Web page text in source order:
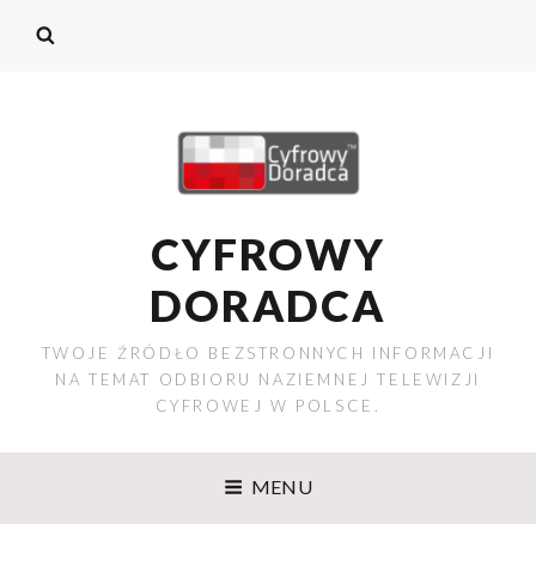
CYFROWY
DORADCA
TWOJE ŹRÓDŁO BEZSTRONNYCH INFORMACJI
NA TEMAT ODBIORU NAZIEMNEJ TELEWIZJI
CYFROWEJ W POLSCE.
MENU